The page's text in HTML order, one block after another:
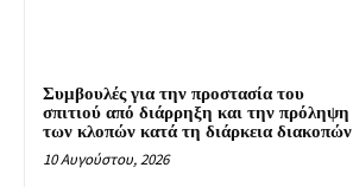
Συμβουλές για την προστασία του
σπιτιού από διάρρηξη και την πρόληψη
των κλοπών κατά τη διάρκεια διακοπών
10 Αυγούστου, 2026